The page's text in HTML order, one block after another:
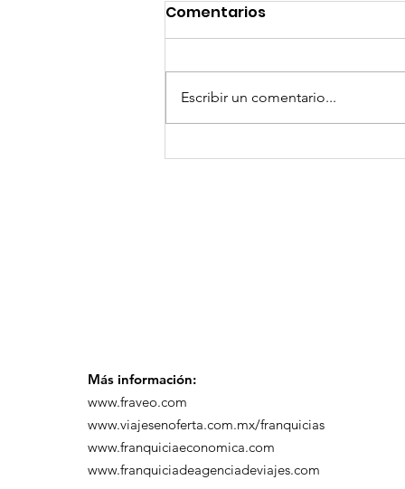
GoMapTravelByFraveo
Comentarios
Escribir un comentario...
Más información:
www.fraveo.com
www.viajesenoferta.com.mx/franquicias
www.franquiciaeconomica.com
www.franquiciadeagenciadeviajes.com